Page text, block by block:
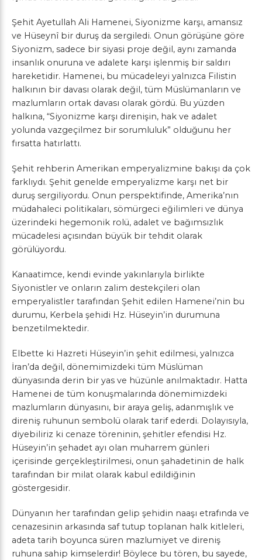
Şehit Ayetullah Ali Hamenei, Siyonizme karşı, amansız
ve Hüseynî bir duruş da sergiledi. Onun görüşüne göre
Siyonizm, sadece bir siyasi proje değil, aynı zamanda
insanlık onuruna ve adalete karşı işlenmiş bir saldırı
hareketidir. Hamenei, bu mücadeleyi yalnızca Filistin
halkının bir davası olarak değil, tüm Müslümanların ve
mazlumların ortak davası olarak gördü. Bu yüzden
halkına, “Siyonizme karşı direnişin, hak ve adalet
yolunda vazgeçilmez bir sorumluluk” olduğunu her
fırsatta hatırlattı.
Şehit rehberin Amerikan emperyalizmine bakışı da çok
farklıydı. Şehit genelde emperyalizme karşı net bir
duruş sergiliyordu. Onun perspektifinde, Amerika’nın
müdahaleci politikaları, sömürgeci eğilimleri ve dünya
üzerindeki hegemonik rolü, adalet ve bağımsızlık
mücadelesi açısından büyük bir tehdit olarak
görülüyordu.
Kanaatimce, kendi evinde yakınlarıyla birlikte
Siyonistler ve onların zalim destekçileri olan
emperyalistler tarafından Şehit edilen Hamenei’nin bu
durumu, Kerbela şehidi Hz. Hüseyin’in durumuna
benzetilmektedir.
Elbette ki Hazreti Hüseyin’in şehit edilmesi, yalnızca
İran’da değil, dönemimizdeki tüm Müslüman
dünyasında derin bir yas ve hüzünle anılmaktadır. Hatta
Hamenei de tüm konuşmalarında dönemimizdeki
mazlumların dünyasını, bir araya geliş, adanmışlık ve
direniş ruhunun sembolü olarak tarif ederdi. Dolayısıyla,
diyebiliriz ki cenaze töreninin, şehitler efendisi Hz.
Hüseyin’in şehadet ayı olan muharrem günleri
içerisinde gerçekleştirilmesi, onun şahadetinin de halk
tarafından bir milat olarak kabul edildiğinin
göstergesidir.
Dünyanın her tarafından gelip şehidin naaşı etrafında ve
cenazesinin arkasında saf tutup toplanan halk kitleleri,
adeta tarih boyunca süren mazlumiyet ve direniş
ruhuna sahip kimselerdir! Böylece bu tören, bu sayede,